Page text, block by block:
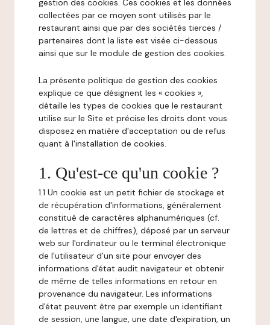
gestion des cookies. Ces cookies et les données
collectées par ce moyen sont utilisés par le
restaurant ainsi que par des sociétés tierces /
partenaires dont la liste est visée ci-dessous
ainsi que sur le module de gestion des cookies.
La présente politique de gestion des cookies
explique ce que désignent les « cookies »,
détaille les types de cookies que le restaurant
utilise sur le Site et précise les droits dont vous
disposez en matière d'acceptation ou de refus
quant à l'installation de cookies.
1. Qu'est-ce qu'un cookie ?
1.1 Un cookie est un petit fichier de stockage et
de récupération d'informations, généralement
constitué de caractères alphanumériques (cf.
de lettres et de chiffres), déposé par un serveur
web sur l'ordinateur ou le terminal électronique
de l'utilisateur d'un site pour envoyer des
informations d'état audit navigateur et obtenir
de même de telles informations en retour en
provenance du navigateur. Les informations
d'état peuvent être par exemple un identifiant
de session, une langue, une date d'expiration, un